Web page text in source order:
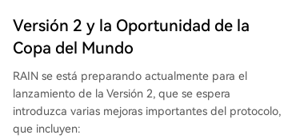
Versión 2 y la Oportunidad de la
Copa del Mundo
RAIN se está preparando actualmente para el
lanzamiento de la Versión 2, que se espera
introduzca varias mejoras importantes del protocolo,
que incluyen: